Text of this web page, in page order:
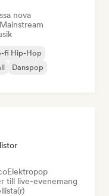
nova
fi Hip-Hop
Danspop
Elektropop
till live-evenemang